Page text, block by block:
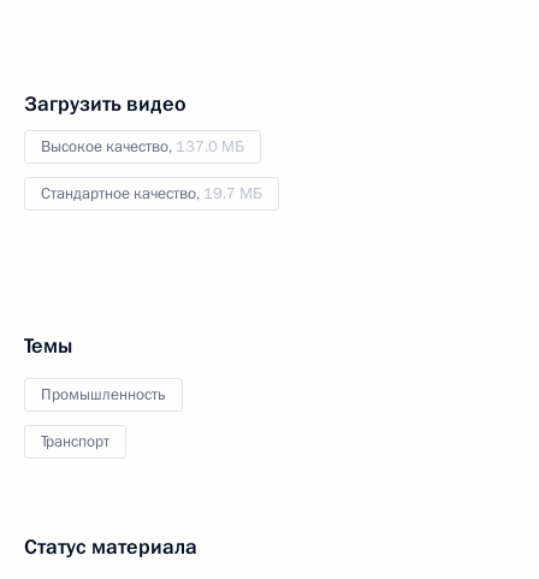
Загрузить видео
Высокое качество, 137.0 МБ
Стандартное качество, 19.7 МБ
Темы
Промышленность
Транспорт
Статус материала